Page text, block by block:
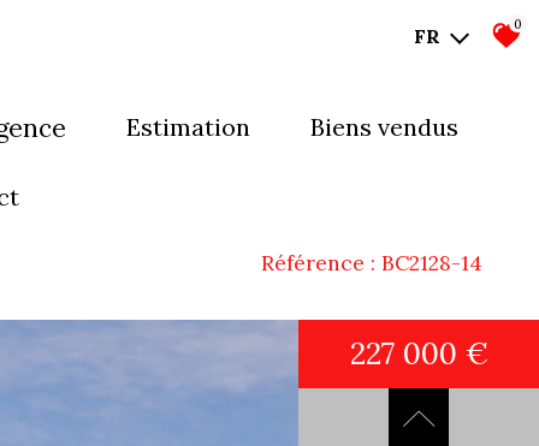
FR
0
nous ?
estimation biens vendus
Référence : BC2128-14
227 000 €